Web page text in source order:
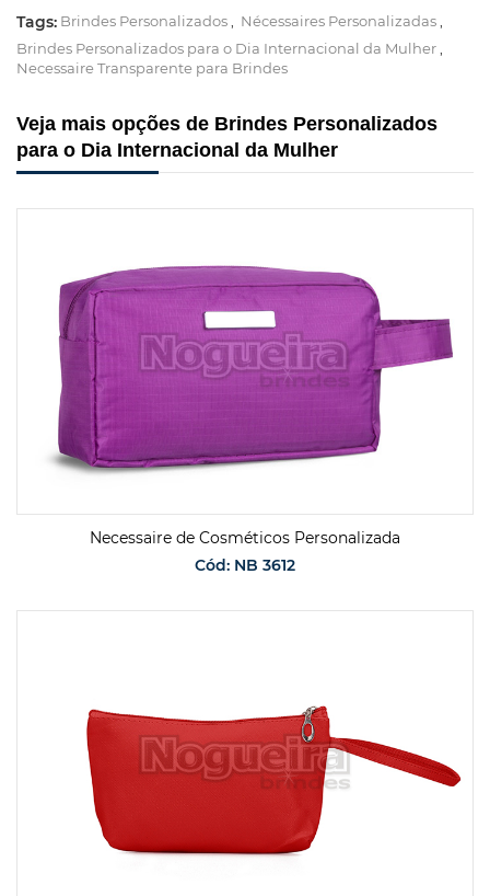
Tags: Brindes Personalizados Nécessaires Personalizadas
Brindes Personalizados para o Dia Internacional da Mulher
Necessaire Transparente para Brindes
Veja mais opções de Brindes Personalizados
para o Dia Internacional da Mulher
Necessaire de Cosméticos Personalizada
Cód: NB 3612